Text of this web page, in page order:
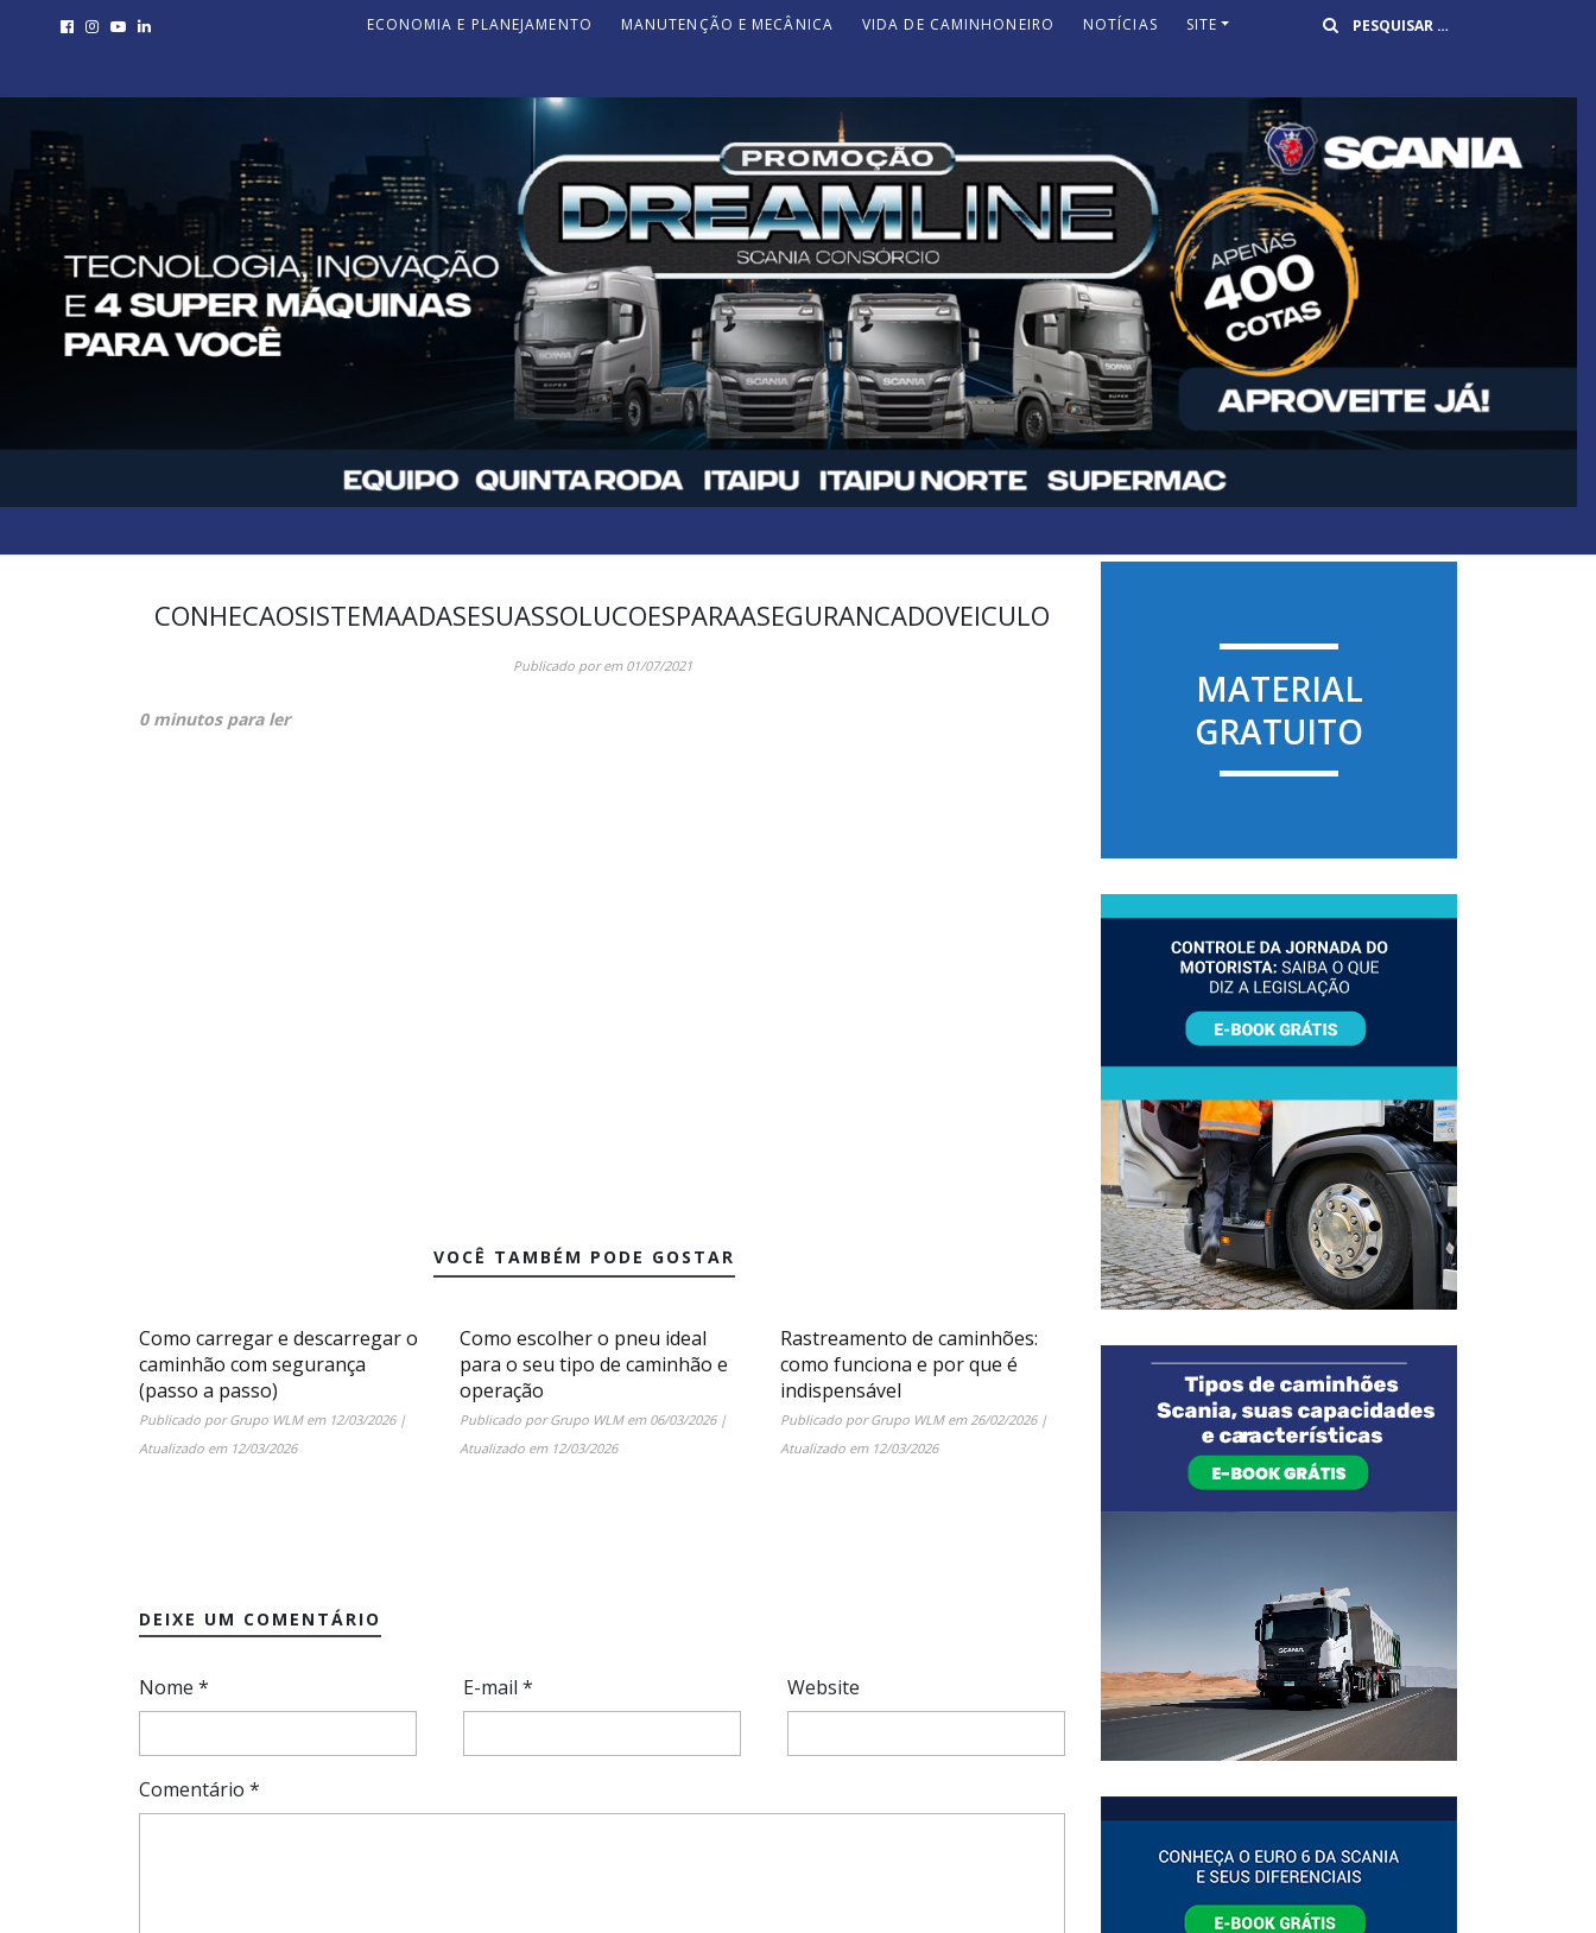
ECONOMIA E PLANEJAMENTO MANUTENÇÃO E MECÂNICA VIDA DE CAMINHONEIRO NOTÍCIAS SITE Buscar
CONHECAOSISTEMAADASESUASSOLUCOESPARAASEGURANCADOVEICULO
Publicado porem 01/07/2021
0 minutos para ler
VOCÊ TAMBÉM PODE GOSTAR
Como carregar e descarregar o
caminhão com segurança
(passo a passo)
Publicado porGrupo WLMem 12/03/2026|
Atualizado em 12/03/2026
Como escolher o pneu ideal
para o seu tipo de caminhão e
operação
Publicado porGrupo WLMem 06/03/2026|
Atualizado em 12/03/2026
Rastreamento de caminhões:
como funciona e por que é
indispensável
Publicado porGrupo WLMem 26/02/2026|
Atualizado em 12/03/2026
DEIXE UM COMENTÁRIO
Nome * E-mail * Website
Comentário *
MATERIAL
GRATUITO